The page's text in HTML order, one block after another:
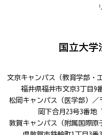
国立大
文京キャンパス（教育学部・
福井県福井市文京3丁目9
松岡キャンパス（医学部）／
岡下合月23号3番地
敦賀キャンパス（附属国際原